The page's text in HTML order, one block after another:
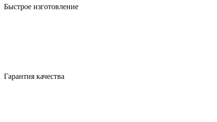
Быстрое изготовление
Гарантия качества